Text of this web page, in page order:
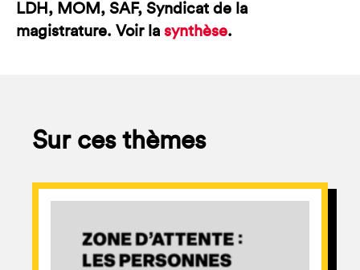
LDH, MOM, SAF, Syndicat de la
magistrature. Voir la synthèse.
Sur ces thèmes